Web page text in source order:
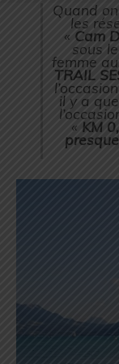
Quand
les
« Cam
sous
femme
TRAIL
il y a
« KM